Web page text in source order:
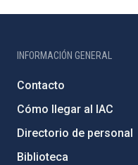
INFORMACIÓN GENERAL
Contacto
Cómo llegar al IAC
Directorio de personal
Biblioteca